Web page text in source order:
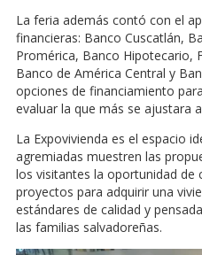
La feria además contó con el
financieras: Banco Cuscatlán,
Promérica, Banco Hipotecario,
Banco de América Central y
opciones de financiamiento
evaluar la que más se ajustara
La Expovivienda es el espacio
agremiadas muestren las
los visitantes la oportunidad de
proyectos para adquirir una
estándares de calidad y
las familias salvadoreñas.